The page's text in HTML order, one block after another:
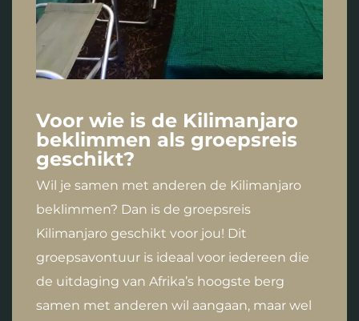
Voor wie is de Kilimanjaro
beklimmen als groepsreis
geschikt?
Wil je samen met anderen de Kilimanjaro
beklimmen? Dan is de groepsreis
Kilimanjaro geschikt voor jou! Dit
groepsavontuur is ideaal voor iedereen die
de uitdaging van Afrika’s hoogste berg
samen met anderen wil aangaan, maar wel